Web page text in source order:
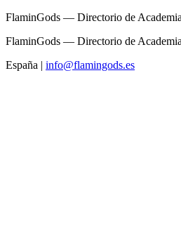
FlaminGods — Directorio de
FlaminGods — Directorio de
España | info@flamingods.es